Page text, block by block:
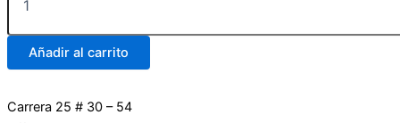
Añadir al carrito
Carrera 25 # 30 – 54